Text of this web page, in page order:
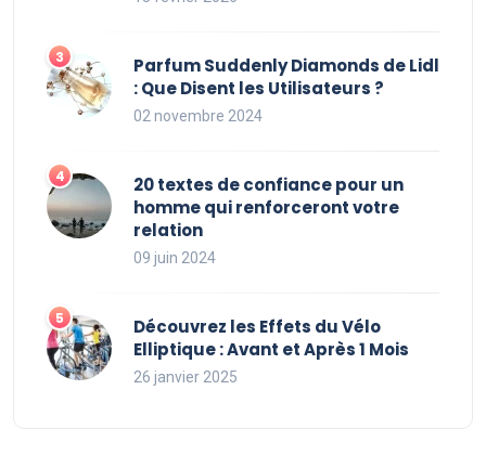
Parfum Suddenly Diamonds de Lidl
: Que Disent les Utilisateurs ?
02 novembre 2024
20 textes de confiance pour un
homme qui renforceront votre
relation
09 juin 2024
Découvrez les Effets du Vélo
Elliptique : Avant et Après 1 Mois
26 janvier 2025